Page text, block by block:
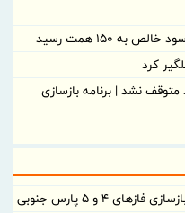
کرد
نشد | برنامه بازسازی
۴ و ۵ پارس جنوبی